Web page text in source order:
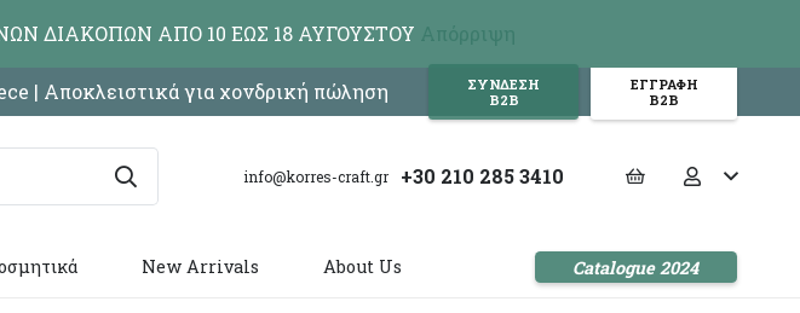
| Αποκλειστικά για χονδρική πώληση
ΣΥΝΔΕΣΗ
Β2Β
ΕΓΓΡΑΦΗ
Β2Β
info@korres-craft.gr +30 210 285 3410
New Arrivals About Us Catalogue 2024
ΔΙΑΚΟΠΩΝ ΑΠΟ 10 ΕΩΣ 18 ΑΥΓΟΥΣΤΟΥ Απόρριψη